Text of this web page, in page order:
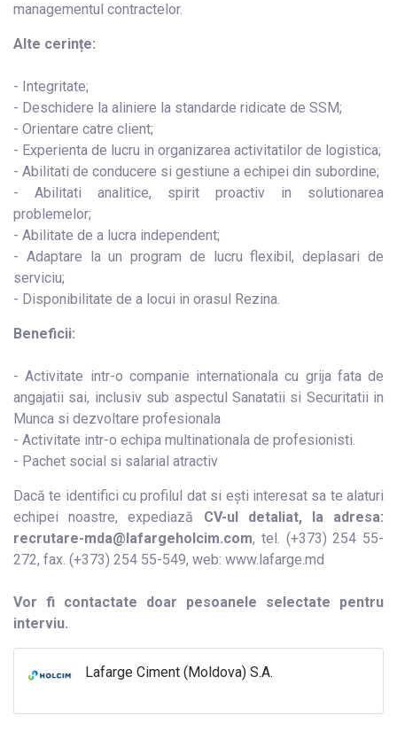
managementul contractelor.
Alte cerințe:
- Integritate;
- Deschidere la aliniere la standarde ridicate de SSM;
- Orientare catre client;
- Experienta de lucru in organizarea activitatilor de logistica;
- Abilitati de conducere si gestiune a echipei din subordine;
- Abilitati analitice, spirit proactiv in solutionarea
problemelor;
- Abilitate de a lucra independent;
- Adaptare la un program de lucru flexibil, deplasari de
serviciu;
- Disponibilitate de a locui in orasul Rezina.
Beneficii:
- Activitate intr-o companie internationala cu grija fata de
angajatii sai, inclusiv sub aspectul Sanatatii si Securitatii in
Munca si dezvoltare profesionala
- Activitate intr-o echipa multinationala de profesionisti.
- Pachet social si salarial atractiv
Dacă te identifici cu profilul dat si ești interesat sa te alaturi
echipei noastre, expediază CV-ul detaliat, la adresa:
recrutare-mda@lafargeholcim.com, tel. (+373) 254 55-
272, fax. (+373) 254 55-549, web: www.lafarge.md
Vor fi contactate doar pesoanele selectate pentru
interviu.
Lafarge Ciment (Moldova) S.A.